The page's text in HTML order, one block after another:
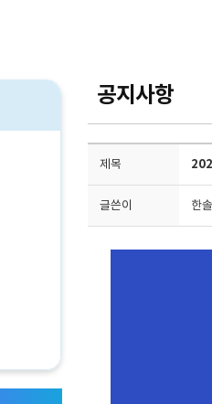
공지사항
제목
글쓴이 한